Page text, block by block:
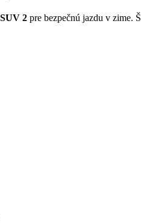
2 pre bezpečnú jazdu v zime.